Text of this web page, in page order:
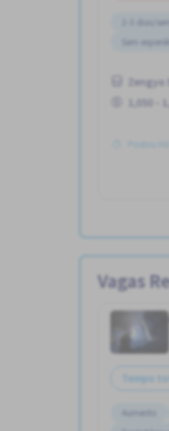
2-3 dias/
Sem
1,050 -
Vagas
Tempo
Aumento